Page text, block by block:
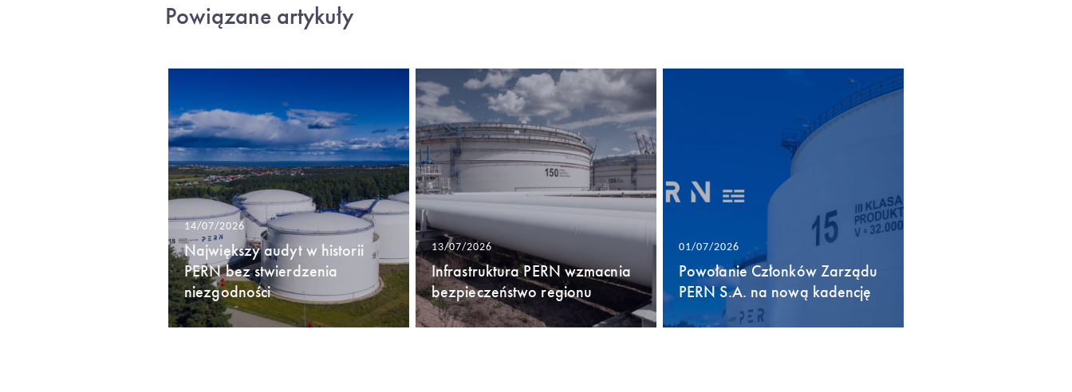
Powiązane artykuły
14/07/2026
Największy audyt w historii
PERN bez stwierdzenia
niezgodności
13/07/2026
Infrastruktura PERN wzmacnia
bezpieczeństwo regionu
01/07/2026
Powołanie Członków Zarządu
PERN S.A. na nową kadencję